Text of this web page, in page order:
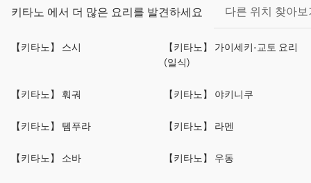
키타노 에서 더 많은 요리를 발견하세요 다른 위치 찾아보
【키타노】 스시
【키타노】 가이세키·교토 요리
(일식)
【키타노】 훠궈 【키타노】 야키니쿠
【키타노】 템푸라 【키타노】 라멘
【키타노】 소바 【키타노】 우동